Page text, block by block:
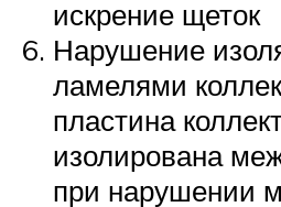
искрение щеток
Нарушение
ламелями
пластина
изолирована
при нарушении